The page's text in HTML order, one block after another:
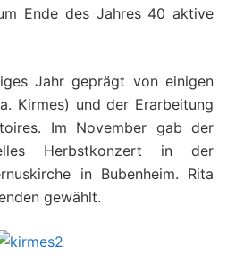
Ende des Jahres 40 aktive
Jahr geprägt von einigen
Kirmes) und der Erarbeitung
Im November gab der
Herbstkonzert in der
in Bubenheim. Rita
gewählt.